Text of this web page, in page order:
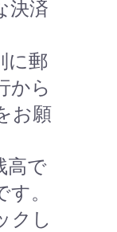
決済
に郵
から
お願
高で
。
クし